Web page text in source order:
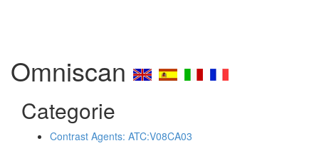
Omniscan
Categorie
Contrast Agents: ATC:V08CA03